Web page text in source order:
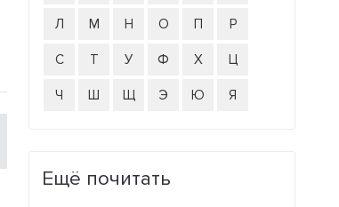
Л М Н О П Р
С Т У Ф Х Ц
Ч Ш Щ Э Ю Я
Ещё почитать